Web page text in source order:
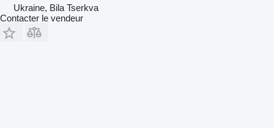
Ukraine, Bila Tserkva
Contacter le vendeur